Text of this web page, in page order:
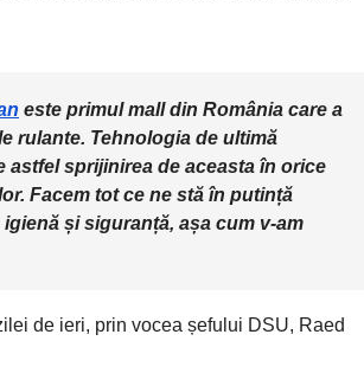
este primul mall din România care a
rulante. Tehnologia de ultimă
sprijinirea de aceasta în orice
Facem tot ce ne stă în putință
și siguranță, așa cum v-am
de ieri, prin vocea șefului DSU, Raed